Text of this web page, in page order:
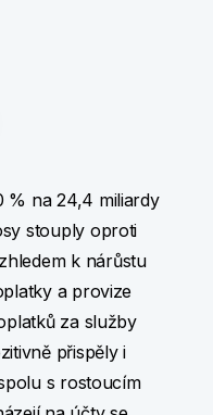
% na 24,4 miliardy
stouply oproti
k nárůstu
a provize
za služby
přispěly i
s rostoucím